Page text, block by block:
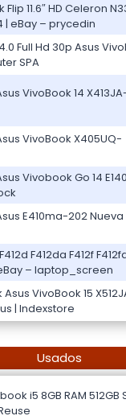
Flip 11.6″ HD Celeron
| eBay – prycedin
Full Hd 30p Asus
SPA
VivoBook 14
VivoBook X405UQ-
Vivobook Go 14
E410ma-202 Nueva
F412da F412f
– laptop_screen
VivoBook 15
| Indexstore
Usados
i5 8GB RAM 512GB